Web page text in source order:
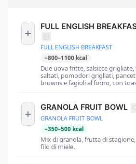
FULL ENGLISH
FULL ENGLISH BREAKFAST
~800–1100 kcal
Due uova fritte, salsicce
saltati, pomodori grigliati,
browns e fagioli al forno, con
GRANOLA FRUIT BOWL
GRANOLA FRUIT BOWL
~350–500 kcal
Mix di granola, frutta di
filo di miele.